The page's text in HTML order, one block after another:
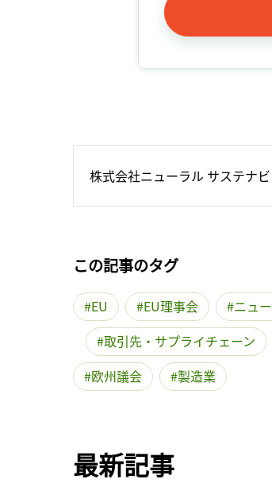
株式会社ニューラル サステナ
この記事のタグ
EU EU理事会 ニュ
取引先・サプライチェーン
欧州議会
製造業
最新記事